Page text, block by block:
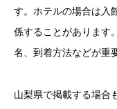
す。ホテルの場合は入
係することがあります
名、到着方法などが重
山梨県で掲載する場合